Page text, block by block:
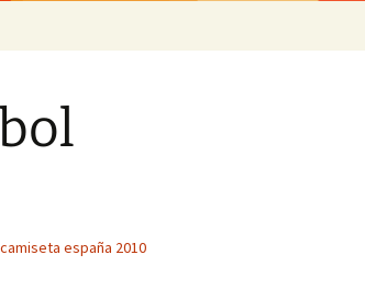
camiseta españa 2010